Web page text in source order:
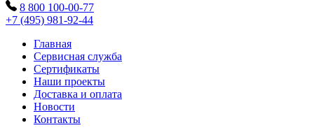
8 800 100-00-77
+7 (495) 981-92-44
Главная
Сервисная служба
Сертификаты
Наши проекты
Доставка и оплата
Новости
Контакты